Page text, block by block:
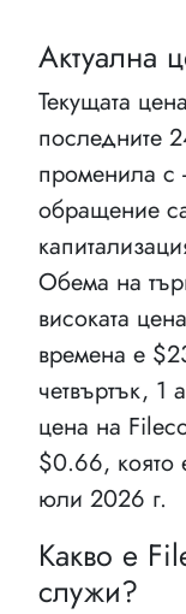
Актуална
Текущата
последните
променила с
обращение
Обема на
високата
времена е
четвъртък, 1
цена на
$0.66, която
юли 2026 г.
Какво е
служи?